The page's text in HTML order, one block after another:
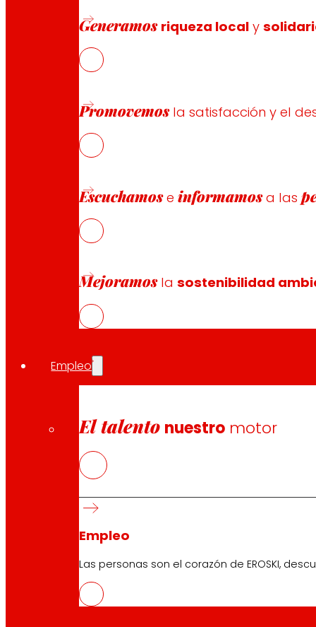
Generamos riqueza local y
Promovemosla satisfacción y el
Escuchamoseinformamosa las
Mejoramoslasostenibilidad
Empleo
El talento nuestro motor
Empleo
Las personas son el corazón de EROSKI,
tecnológico clave para la sostenibilidad económica
Atención al cliente:
EROSKI Corporativo
Quiénes somos
Compromisos
Inversores
Innovación
Tiendas EROSKI